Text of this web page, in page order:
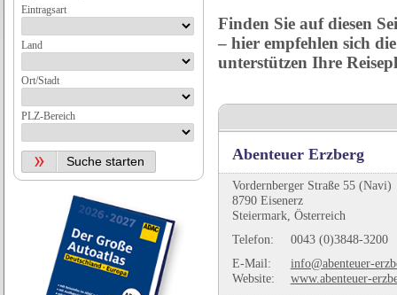
Finden Sie auf diesen
– hier empfehlen sich
unterstützen Ihre
Abenteuer Erzberg
Vordernberger Straße 55 (Navi)
8790 Eisenerz
Steiermark, Österreich
Telefon:
0043 (0)3848-3200
E-Mail:
info@abenteuer-
Website:
www.abenteuer-
Eintragsart
Land
Ort/Stadt
PLZ-Bereich